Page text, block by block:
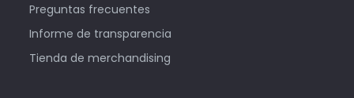
Preguntas frecuentes
Informe de transparencia
Tienda de merchandising